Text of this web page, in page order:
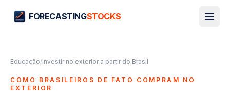
FORECASTINGSTOCKS
Educação/Investir no exterior a partir do Brasil
COMO BRASILEIROS DE FATO COMPRAM NO
EXTERIOR